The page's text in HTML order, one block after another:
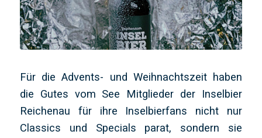
Für die Advents- und Weihnachtszeit haben
die Gutes vom See Mitglieder der Inselbier
Reichenau für ihre Inselbierfans nicht nur
Classics und Specials parat, sondern sie